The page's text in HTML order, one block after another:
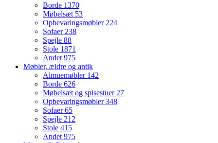
Borde 1370
Møbelsæt 53
Opbevaringsmøbler 224
Sofaer 238
Spejle 88
Stole 1871
Andet 975
Møbler, ældre og antik
Almuemøbler 142
Borde 626
Møbelsæt og spisestuer 27
Opbevaringsmøbler348
Sofaer65
Spejle 212
Stole 415
Andet 975